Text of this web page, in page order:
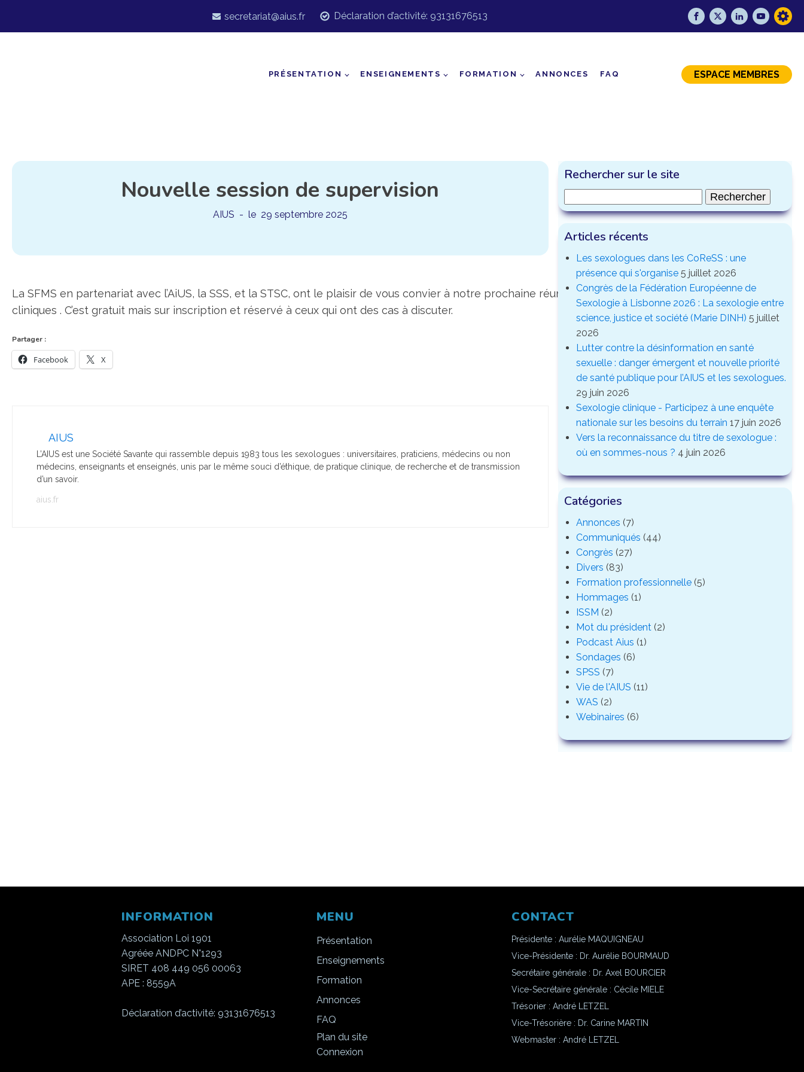
secretariat@aius.fr Déclaration d’activité: 93131676513
PRÉSENTATION ENSEIGNEMENTS FORMATION ANNONCES FAQ ESPACE MEMBRES
Nouvelle session de supervision
AIUS - le 29 septembre 2025
La SFMS en partenariat avec l’AiUS, la SSS, et la STSC, ont le plaisir de vous convier à notre prochaine réunion d’étude de cas
cliniques . C’est gratuit mais sur inscription et réservé à ceux qui ont des cas à discuter.
Partager :
Facebook X
AIUS
L’AIUS est une Société Savante qui rassemble depuis 1983 tous les sexologues : universitaires, praticiens, médecins ou non
médecins, enseignants et enseignés, unis par le même souci d’éthique, de pratique clinique, de recherche et de transmission
d’un savoir.
aius.fr
Rechercher sur le site
Articles récents
Les sexologues dans les CoReSS : une
présence qui s'organise 5 juillet 2026
Congrès de la Fédération Européenne de
Sexologie à Lisbonne 2026 : La sexologie entre
science, justice et société (Marie DINH) 5 juillet
2026
Lutter contre la désinformation en santé
sexuelle : danger émergent et nouvelle priorité
de santé publique pour l’AIUS et les sexologues.
29 juin 2026
Sexologie clinique - Participez à une enquête
nationale sur les besoins du terrain 17 juin 2026
Vers la reconnaissance du titre de sexologue :
où en sommes-nous ? 4 juin 2026
Catégories
Annonces (7)
Communiqués (44)
Congrès (27)
Divers (83)
Formation professionnelle(5)
Hommages (1)
ISSM (2)
Mot du président(2)
Podcast Aius (1)
Sondages (6)
SPSS (7)
Vie de l'AIUS (11)
WAS (2)
Webinaires (6)
INFORMATION
Association Loi 1901
Agréée ANDPC N°1293
SIRET 408 449 056 00063
APE : 8559A
Déclaration d’activité: 93131676513
MENU
Présentation
Enseignements
Formation
Annonces
FAQ
Plan du site
Connexion
CONTACT
Présidente : Aurélie MAQUIGNEAU
Vice-Présidente : Dr. Aurélie BOURMAUD
Secrétaire générale : Dr. Axel BOURCIER
Vice-Secrétaire générale : Cécile MIELE
Trésorier : André LETZEL
Vice-Trésorière : Dr. Carine MARTIN
Webmaster : André LETZEL